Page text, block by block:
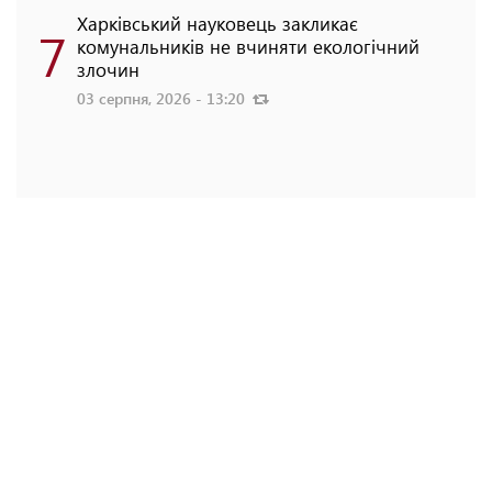
7 Харківський науковець закликає
комунальників не вчиняти екологічний
злочин
03 серпня, 2026 - 13:20